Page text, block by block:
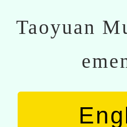
Taoyuan